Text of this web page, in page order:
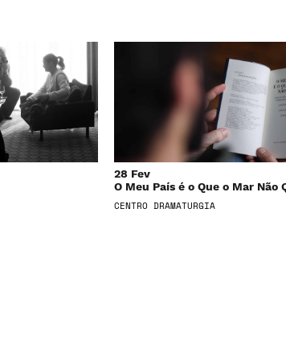
28 Fev
O Meu País é o Que o Mar Não
CENTRO DRAMATURGIA